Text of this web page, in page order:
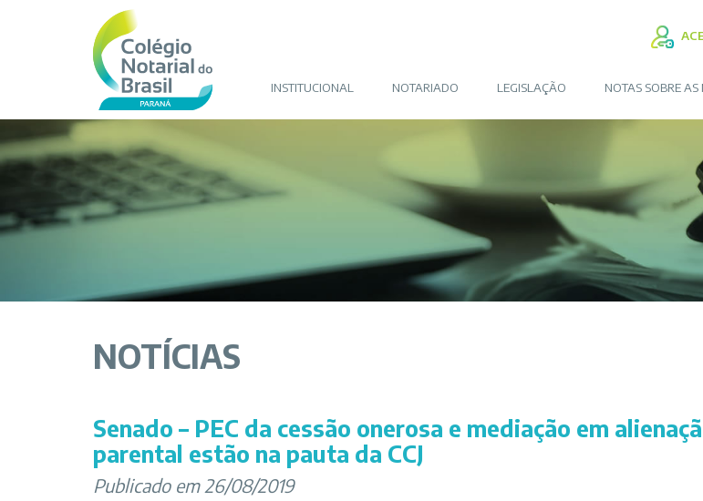
INSTITUCIONAL NOTARIADO LEGISLAÇÃO NOTAS SOBRE AS
NOTÍCIAS
Senado – PEC da cessão onerosa e mediação em
parental estão na pauta da CCJ
Publicado em 26/08/2019